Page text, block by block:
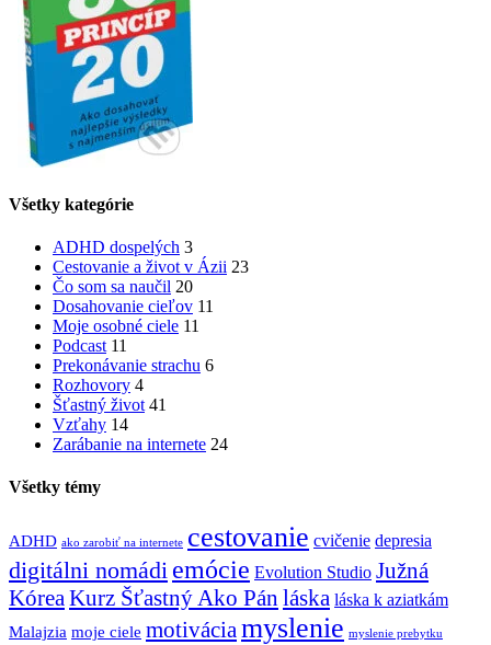
Všetky kategórie
ADHD dospelých 3
Cestovanie a život v Ázii 23
Čo som sa naučil 20
Dosahovanie cieľov 11
Moje osobné ciele 11
Podcast 11
Prekonávanie strachu 6
Rozhovory 4
Šťastný život 41
Vzťahy 14
Zarábanie na internete 24
Všetky témy
ADHD ako zarobiť na internete cestovanie cvičenie depresia
digitálni nomádi emócie Evolution Studio Južná
Kórea Kurz Šťastný Ako Pán láska láska k aziatkám
Malajzia moje ciele motivácia myslenie myslenie prebytku